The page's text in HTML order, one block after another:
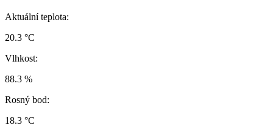
Aktuální teplota:
20.3 °C
Vlhkost:
88.3 %
Rosný bod:
18.3 °C